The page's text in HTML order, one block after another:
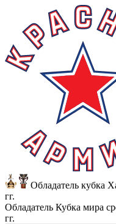
Обладатель кубка
гг.
Обладатель Кубка мира
гг.